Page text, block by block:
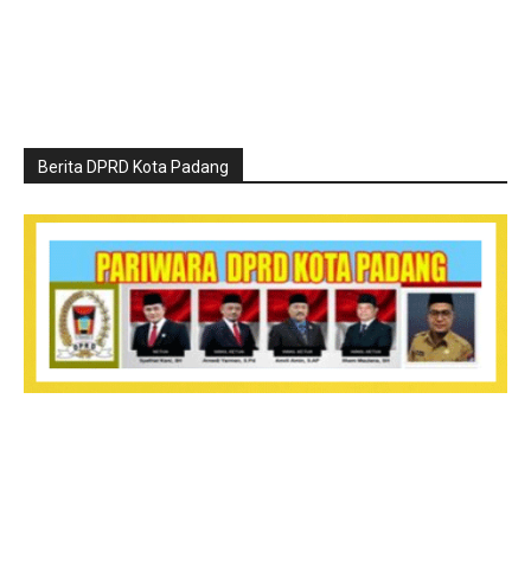
Berita DPRD Kota Padang